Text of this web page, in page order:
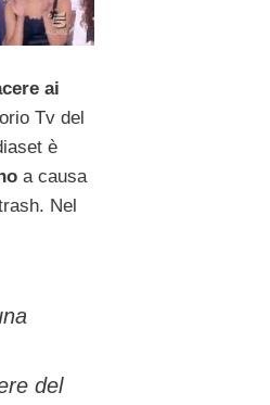
ai
Tv del
è
a causa
Nel
del